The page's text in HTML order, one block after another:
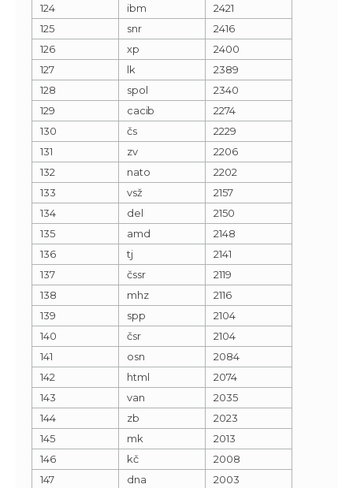
124
ibm
2421
125
snr
2416
126
xp
2400
127
lk
2389
128
spol
2340
129
cacib
2274
130
čs
2229
131
zv
2206
132
nato
2202
133
vsž
2157
134
del
2150
135
amd
2148
136
tj
2141
137
čssr
2119
138
mhz
2116
139
spp
2104
140
čsr
2104
141
osn
2084
142
html
2074
143
van
2035
144
zb
2023
145
mk
2013
146
kč
2008
147
dna
2003